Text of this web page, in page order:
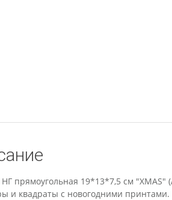
прямоугольная 19*13*7,5 см
и квадраты с новогодними